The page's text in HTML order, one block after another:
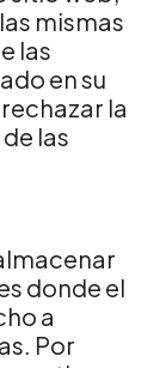
mismas
las
en su
la
las
donde el
a
Por